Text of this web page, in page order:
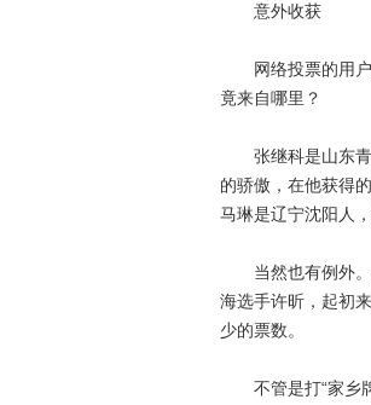
意外收获
网络投票的用户
竟来自哪里？
张继科是山东青
的骄傲，在他获得
马琳是辽宁沈阳人
当然也有例外。
海选手许昕，起初
少的票数。
不管是打“家乡牌